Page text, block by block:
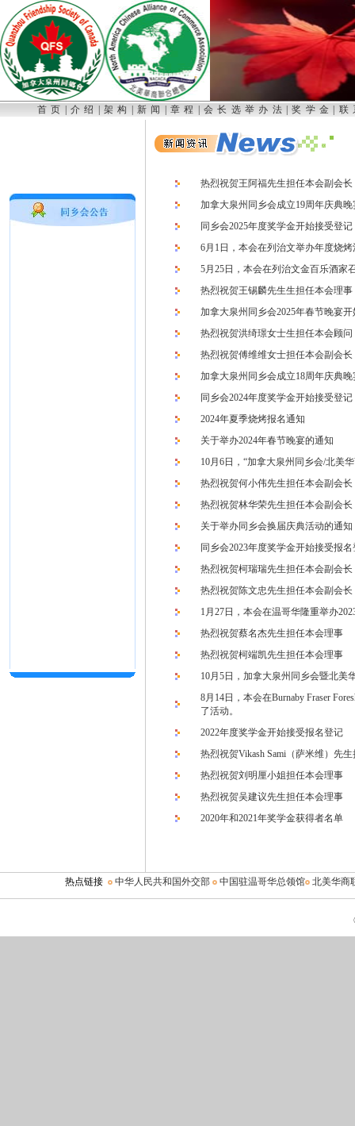
首页 介绍 架构 新闻 章程 会长选举办法 |奖学金 联
热烈祝贺王阿福先生担任本会副会长
加拿大泉州同乡会成立19周年庆典
同乡会2025年度奖学金开始接受登
6月1日，本会在列治文举办年度烧烤
5月25日，本会在列治文金百乐酒家
热烈祝贺王锡麟先生生担任本会理事
加拿大泉州同乡会2025年春节晚宴
热烈祝贺洪绮璟女士生担任本会顾问
热烈祝贺傅维维女士担任本会副会长
加拿大泉州同乡会成立18周年庆典
同乡会2024年度奖学金开始接受登记
2024年夏季烧烤报名通知
关于举办2024年春节晚宴的通知
10月6日，“加拿大泉州同乡会/北美
热烈祝贺何小伟先生担任本会副会长
热烈祝贺林华荣先生担任本会副会长
关于举办同乡会换届庆典活动的通知
同乡会2023年度奖学金开始接受报名
热烈祝贺柯瑞瑞先生担任本会副会长
热烈祝贺陈文忠先生担任本会副会长
1月27日，本会在温哥华隆重举办
热烈祝贺蔡名杰先生担任本会理事
热烈祝贺柯端凯先生担任本会理事
10月5日，加拿大泉州同乡会暨北美
8月14日，本会在Burnaby Fraser
了活动。
2022年度奖学金开始接受报名登记
热烈祝贺Vikash Sami（萨米维）先
热烈祝贺刘明厘小姐担任本会理事
热烈祝贺吴建议先生担任本会理事
2020年和2021年奖学金获得者名单
热点链接 中华人民共和国外交部 中国驻温哥华总领馆 北美华商